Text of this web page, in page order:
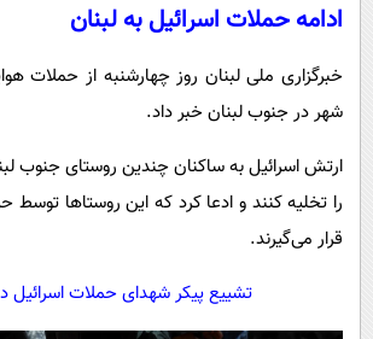
ادامه حملات اسرائیل به لبنان
خبرگزاری ملی لبنان روز چهارشنبه از حملات
شهر در جنوب لبنان خبر داد.
ارتش اسرائیل به ساکنان چندین روستای جنوب
را تخلیه کنند و ادعا کرد که این روستاها توسط
قرار می‌گیرند.
تشییع پیکر شهدای حملات اسرائیل